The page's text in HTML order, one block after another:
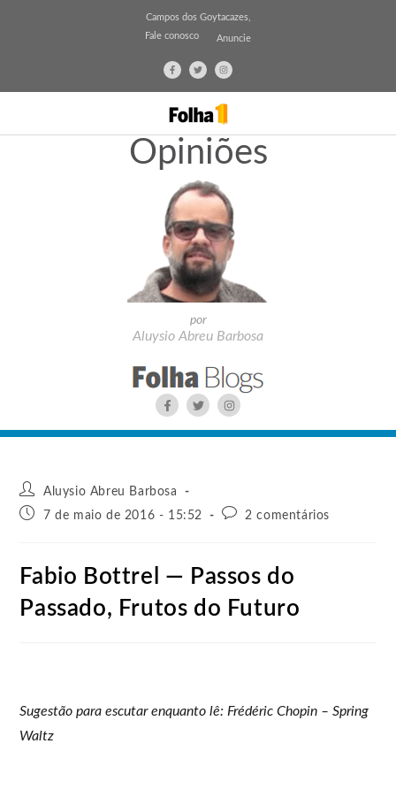
Campos dos Goytacazes,
Fale conosco
Anuncie
Opiniões
por
Aluysio Abreu Barbosa
Aluysio Abreu Barbosa
7 de maio de 2016 - 15:52
2 comentários
Fabio Bottrel — Passos do
Passado, Frutos do Futuro
Sugestão para escutar enquanto lê: Frédéric Chopin – Spring
Waltz